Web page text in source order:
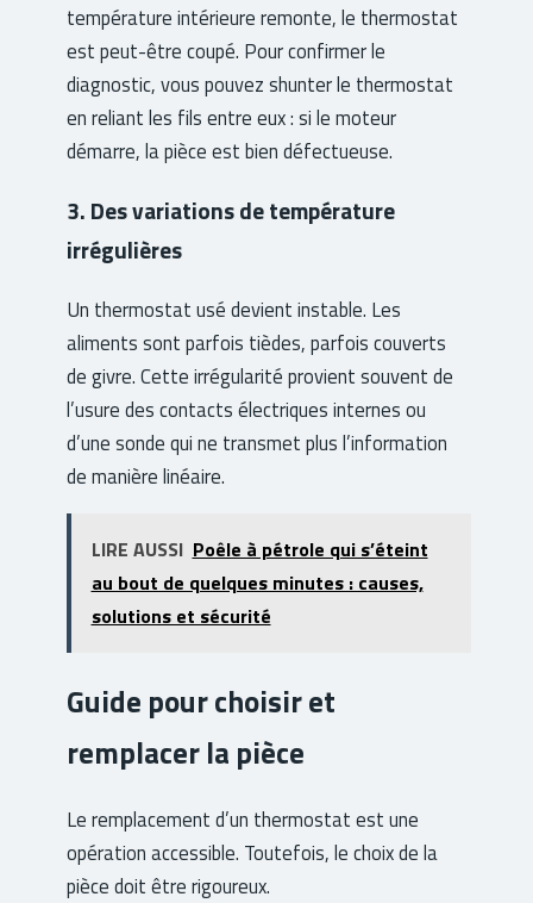
température intérieure remonte, le thermostat
est peut-être coupé. Pour confirmer le
diagnostic, vous pouvez shunter le thermostat
en reliant les fils entre eux : si le moteur
démarre, la pièce est bien défectueuse.
3. Des variations de température
irrégulières
Un thermostat usé devient instable. Les
aliments sont parfois tièdes, parfois couverts
de givre. Cette irrégularité provient souvent de
l’usure des contacts électriques internes ou
d’une sonde qui ne transmet plus l’information
de manière linéaire.
LIRE AUSSI Poêle à pétrole qui s’éteint
au bout de quelques minutes : causes,
solutions et sécurité
Guide pour choisir et
remplacer la pièce
Le remplacement d’un thermostat est une
opération accessible. Toutefois, le choix de la
pièce doit être rigoureux.